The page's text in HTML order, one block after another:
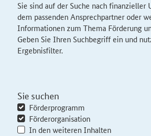
Sie sind auf der Suche nach finanzieller
dem passenden Ansprechpartner oder
Informationen zum Thema Förderung
Geben Sie Ihren Suchbegriff ein und
Ergebnisfilter.
Sie suchen
Förderprogramm
Förderorganisation
In den weiteren Inhalten